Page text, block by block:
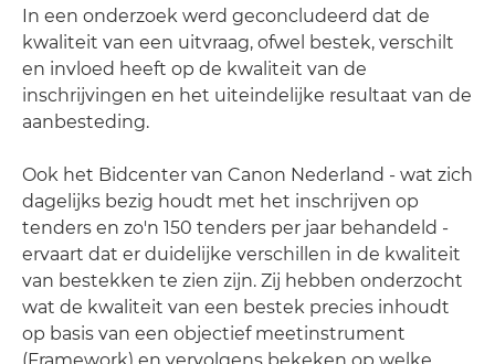
In een onderzoek werd geconcludeerd dat de
kwaliteit van een uitvraag, ofwel bestek, verschilt
en invloed heeft op de kwaliteit van de
inschrijvingen en het uiteindelijke resultaat van de
aanbesteding.
Ook het Bidcenter van Canon Nederland - wat zich
dagelijks bezig houdt met het inschrijven op
tenders en zo'n 150 tenders per jaar behandeld -
ervaart dat er duidelijke verschillen in de kwaliteit
van bestekken te zien zijn. Zij hebben onderzocht
wat de kwaliteit van een bestek precies inhoudt
op basis van een objectief meetinstrument